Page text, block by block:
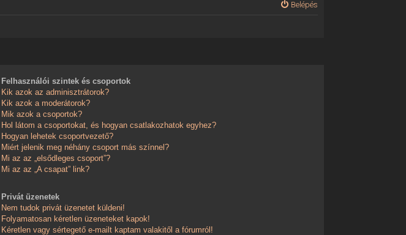
Belépés
Felhasználói szintek és csoportok
Kik azok az adminisztrátorok?
Kik azok a moderátorok?
Mik azok a csoportok?
Hol látom a csoportokat, és hogyan csatlakozhatok egyhez?
Hogyan lehetek csoportvezető?
Miért jelenik meg néhány csoport más színnel?
Mi az az „elsődleges csoport”?
Mi az az „A csapat” link?
Privát üzenetek
Nem tudok privát üzenetet küldeni!
Folyamatosan kéretlen üzeneteket kapok!
Kéretlen vagy sértegető e-mailt kaptam valakitől a fórumról!